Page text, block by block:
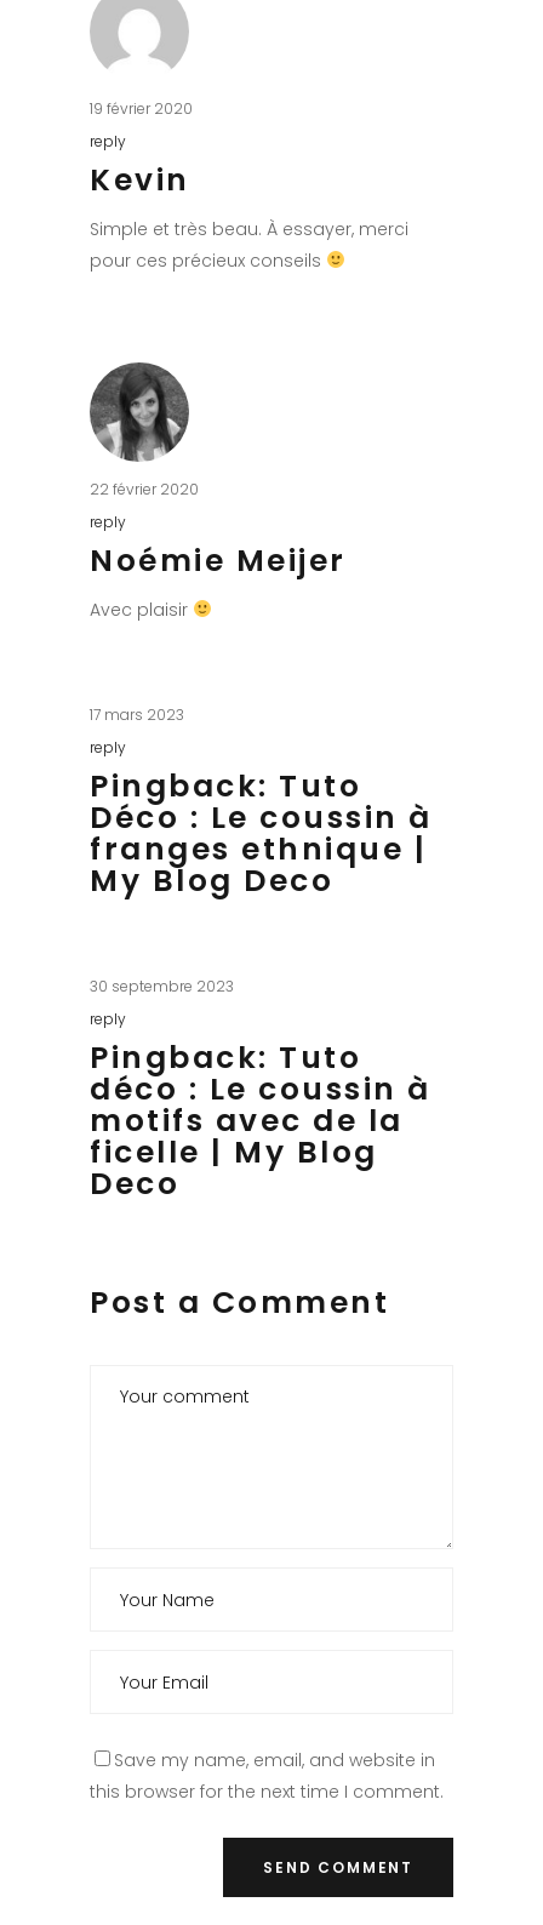
19 février 2020
reply
Kevin
Simple et très beau. À essayer, merci
pour ces précieux conseils
22 février 2020
reply
Noémie Meijer
Avec plaisir
17 mars 2023
reply
Pingback: Tuto
Déco : Le coussin à
franges ethnique |
My Blog Deco
30 septembre 2023
reply
Pingback: Tuto
déco : Le coussin à
motifs avec de la
ficelle | My Blog
Deco
Post a Comment
Save my name, email, and website in
this browser for the next time I comment.